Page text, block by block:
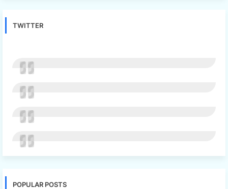
TWITTER
POPULAR POSTS